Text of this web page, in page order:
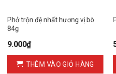
Phở trộn đệ nhất hương vị bò
84g
9.000₫
THÊM VÀO GIỎ HÀNG